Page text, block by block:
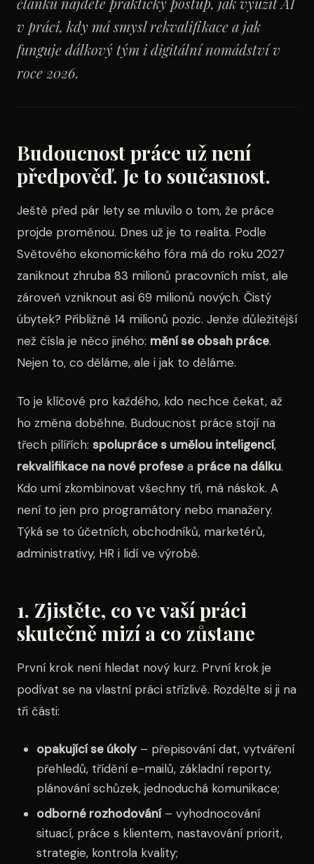
v práci, kdy má smysl rekvalifikace a jak
funguje dálkový tým i digitální nomádství v
roce 2026.
Budoucnost práce už není
předpověď. Je to současnost.
Ještě před pár lety se mluvilo o tom, že práce
projde proměnou. Dnes už je to realita. Podle
Světového ekonomického fóra má do roku 2027
zaniknout zhruba 83 milionů pracovních míst, ale
zároveň vzniknout asi 69 milionů nových. Čistý
úbytek? Přibližně 14 milionů pozic. Jenže důležitější
než čísla je něco jiného: mění se obsah práce.
Nejen to, co děláme, ale i jak to děláme.
To je klíčové pro každého, kdo nechce čekat, až
ho změna doběhne. Budoucnost práce stojí na
třech pilířích: spolupráce s umělou inteligencí,
rekvalifikace na nové profese a práce na dálku.
Kdo umí zkombinovat všechny tři, má náskok. A
není to jen pro programátory nebo manažery.
Týká se to účetních, obchodníků, marketérů,
administrativy, HR i lidí ve výrobě.
1. Zjistěte, co ve vaší práci
skutečně mizí a co zůstane
První krok není hledat nový kurz. První krok je
podívat se na vlastní práci střízlivě. Rozdělte si ji na
tři části:
opakující se úkoly – přepisování dat, vytváření
přehledů, třídění e-mailů, základní reporty,
plánování schůzek, jednoduchá komunikace;
odborné rozhodování– vyhodnocování
situací, práce s klientem, nastavování priorit,
strategie, kontrola kvality;